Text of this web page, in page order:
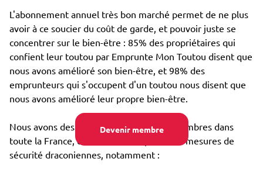
Devenir membre
L'abonnement annuel très bon marché permet de ne plus
avoir à ce soucier du coût de garde, et pouvoir juste se
concentrer sur le bien-être : 85% des propriétaires qui
confient leur toutou par Emprunte Mon Toutou disent que
nous avons amélioré son bien-être, et 98% des
emprunteurs qui s'occupent d'un toutou nous disent que
nous avons amélioré leur propre bien-être.
Nous avons des dizaines de milliers de membres dans
toute la France, et avons mis en place des mesures de
sécurité draconiennes, notamment :